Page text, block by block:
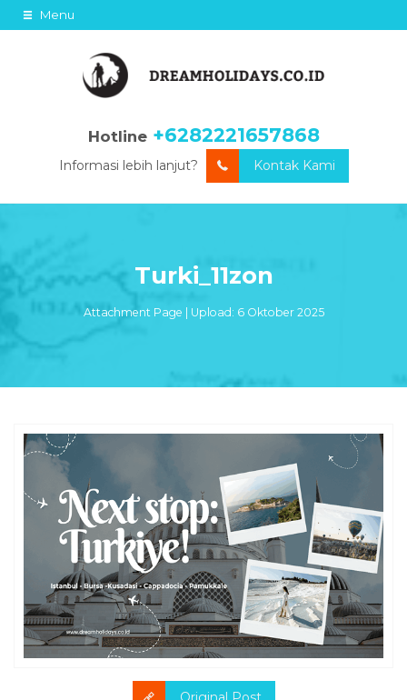
Menu
Hotline +6282221657868
Informasi lebih lanjut? Kontak Kami
Turki_11zon
Attachment Page | Upload: 6 Oktober 2025